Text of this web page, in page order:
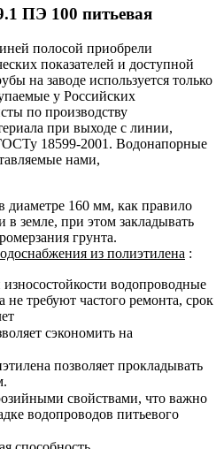
ПЭ 100 питьевая
полосой приобрели
показателей и доступной
на заводе используется только
у Российских
по производству
при выходе с линии,
18599-2001. Водонапорные
нами,
диаметре 160 мм, как правило
в земле, при этом закладывать
грунта.
из полиэтилена :
водопроводные
не требуют частого ремонта, срок
сэкономить на
позволяет прокладывать
свойствами, что важно
водопроводов питьевого